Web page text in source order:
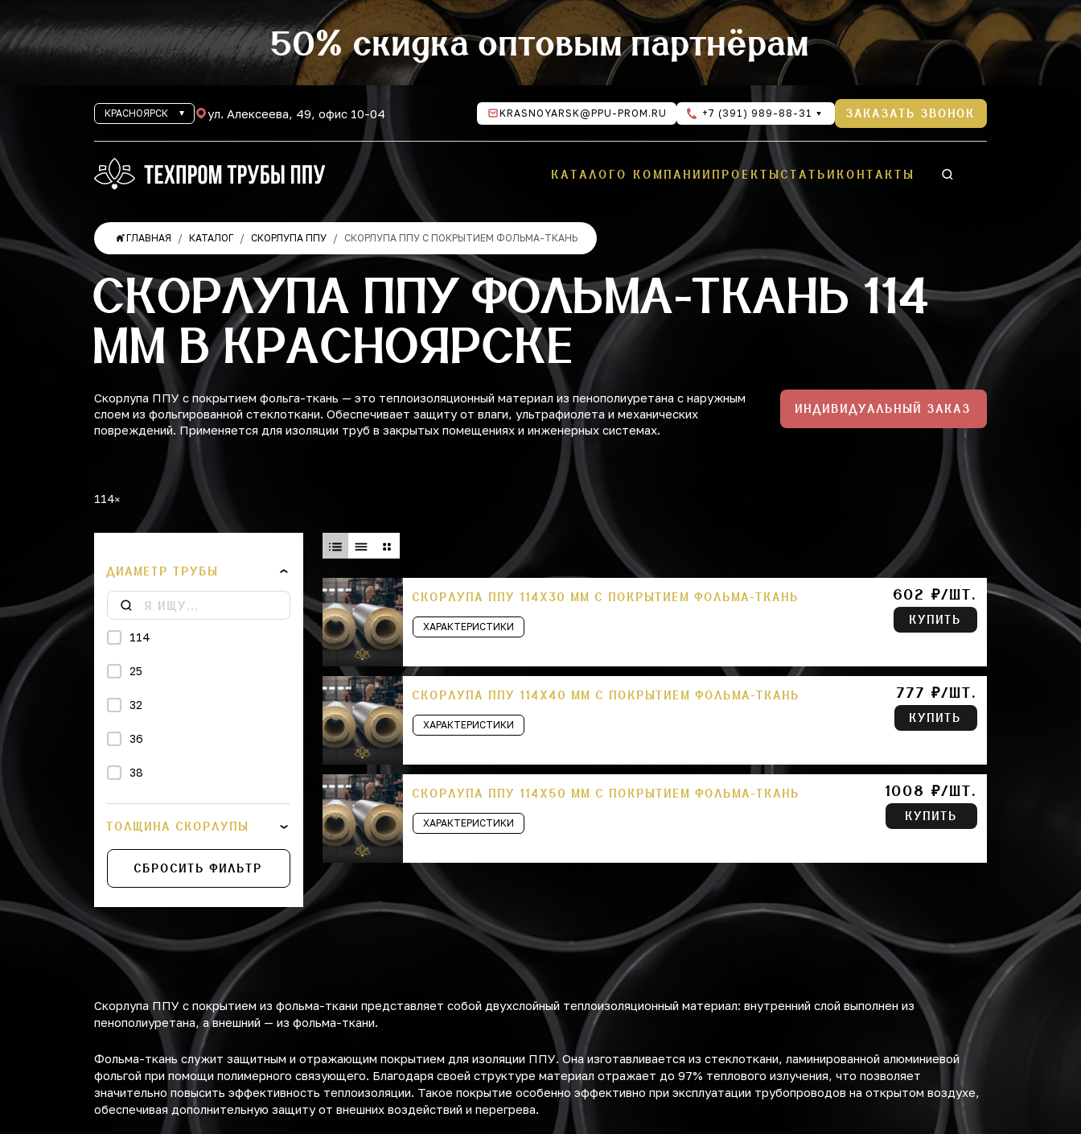
50% скидка оптовым партнёрам
КРАСНОЯРСК ул. Алексеева, 49, офис 10-04 KRASNOYARSK@PPU-PROM.RU +7 (391) 989-88-31 ЗАКАЗАТЬ ЗВОНОК
КАТАЛОГО КОМПАНИИ ПРОЕКТЫСТАТЬИ КОНТАКТЫ
ГЛАВНАЯ КАТАЛОГ СКОРЛУПА ППУ СКОРЛУПА ППУ С ПОКРЫТИЕМ ФОЛЬМА-ТКАНЬ
СКОРЛУПА ППУ ФОЛЬМА-ТКАНЬ 114
ММ В КРАСНОЯРСКЕ
Скорлупа ППУ с покрытием фольга-ткань — это теплоизоляционный материал из пенополиуретана с наружным
слоем из фольгированной стеклоткани. Обеспечивает защиту от влаги, ультрафиолета и механических
повреждений. Применяется для изоляции труб в закрытых помещениях и инженерных системах.
ИНДИВИДУАЛЬНЫЙ ЗАКАЗ
114
ДИАМЕТР ТРУБЫ
114
25
32
36
38
43
48
57
76
89
108
159
219
ТОЛЩИНА СКОРЛУПЫ
СБРОСИТЬ ФИЛЬТР
СКОРЛУПА ППУ 114Х30 ММ С ПОКРЫТИЕМ ФОЛЬМА-ТКАНЬ
ХАРАКТЕРИСТИКИ
602 ₽/ШТ.
КУПИТЬ
СКОРЛУПА ППУ 114Х40 ММ С ПОКРЫТИЕМ ФОЛЬМА-ТКАНЬ
ХАРАКТЕРИСТИКИ
777 ₽/ШТ.
КУПИТЬ
СКОРЛУПА ППУ 114Х50 ММ С ПОКРЫТИЕМ ФОЛЬМА-ТКАНЬ
ХАРАКТЕРИСТИКИ
1008 ₽/ШТ.
КУПИТЬ
Скорлупа ППУ с покрытием из фольма-ткани представляет собой двухслойный теплоизоляционный материал: внутренний слой выполнен из
пенополиуретана, а внешний — из фольма-ткани.
Фольма-ткань служит защитным и отражающим покрытием для изоляции ППУ. Она изготавливается из стеклоткани, ламинированной алюминиевой
фольгой при помощи полимерного связующего. Благодаря своей структуре материал отражает до 97% теплового излучения, что позволяет
значительно повысить эффективность теплоизоляции. Такое покрытие особенно эффективно при эксплуатации трубопроводов на открытом воздухе,
обеспечивая дополнительную защиту от внешних воздействий и перегрева.